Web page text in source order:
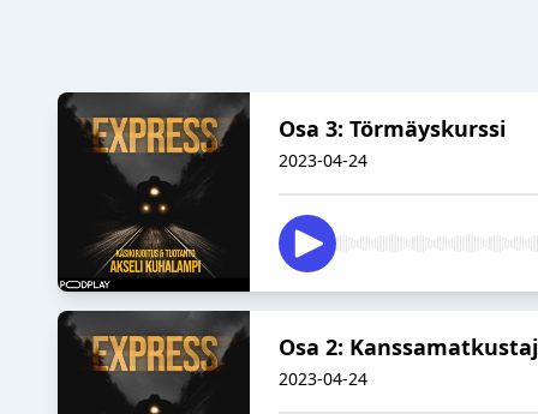
Osa 3: Törmäyskurssi
2023-04-24
Osa 2:
2023-04-24